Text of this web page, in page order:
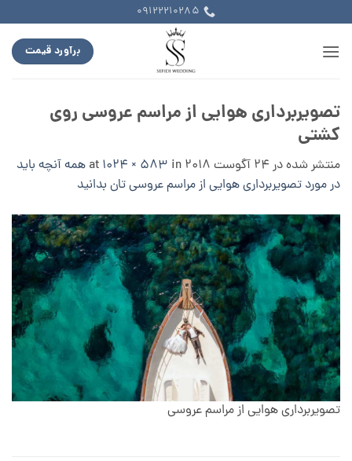
to
content
09122210285
برآورد قیمت
تصویربرداری هوایی از مراسم عروسی روی
کشتی
منتشر شده در 24 آگوست 2018 1024 × 583 in
همه آنچه باید
در مورد تصویربرداری هوایی از مراسم عروسی تان بدانید
تصویربرداری هوایی از مراسم عروسی